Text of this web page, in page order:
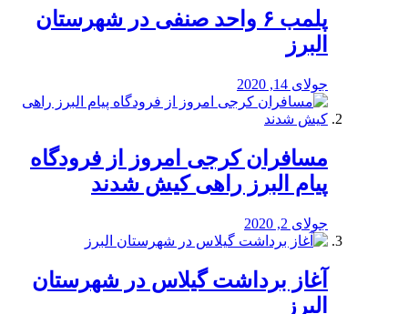
پلمب ۶ واحد صنفی در شهرستان
البرز
جولای 14, 2020
مسافران کرجی امروز از فرودگاه
پیام البرز راهی کیش شدند
جولای 2, 2020
آغاز برداشت گیلاس در شهرستان
البرز